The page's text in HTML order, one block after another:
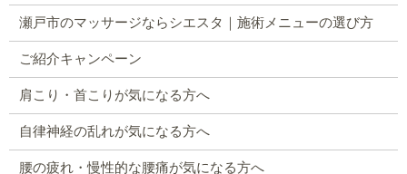
瀬戸市のマッサージならシエスタ｜施術メニューの選び方
ご紹介キャンペーン
肩こり・首こりが気になる方へ
自律神経の乱れが気になる方へ
腰の疲れ・慢性的な腰痛が気になる方へ